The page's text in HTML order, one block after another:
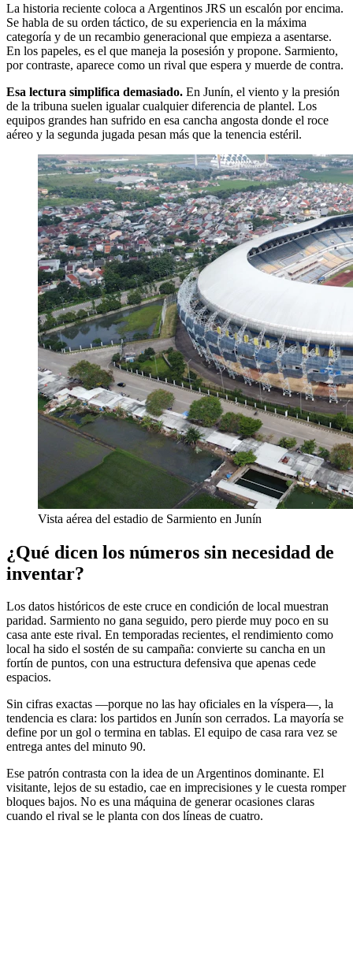
La historia reciente coloca a Argentinos JRS un escalón por encima.
Se habla de su orden táctico, de su experiencia en la máxima
categoría y de un recambio generacional que empieza a asentarse.
En los papeles, es el que maneja la posesión y propone. Sarmiento,
por contraste, aparece como un rival que espera y muerde de contra.
Esa lectura simplifica demasiado. En Junín, el viento y la presión
de la tribuna suelen igualar cualquier diferencia de plantel. Los
equipos grandes han sufrido en esa cancha angosta donde el roce
aéreo y la segunda jugada pesan más que la tenencia estéril.
Vista aérea del estadio de Sarmiento en Junín
¿Qué dicen los números sin necesidad de
inventar?
Los datos históricos de este cruce en condición de local muestran
paridad. Sarmiento no gana seguido, pero pierde muy poco en su
casa ante este rival. En temporadas recientes, el rendimiento como
local ha sido el sostén de su campaña: convierte su cancha en un
fortín de puntos, con una estructura defensiva que apenas cede
espacios.
Sin cifras exactas —porque no las hay oficiales en la víspera—, la
tendencia es clara: los partidos en Junín son cerrados. La mayoría se
define por un gol o termina en tablas. El equipo de casa rara vez se
entrega antes del minuto 90.
Ese patrón contrasta con la idea de un Argentinos dominante. El
visitante, lejos de su estadio, cae en imprecisiones y le cuesta romper
bloques bajos. No es una máquina de generar ocasiones claras
cuando el rival se le planta con dos líneas de cuatro.